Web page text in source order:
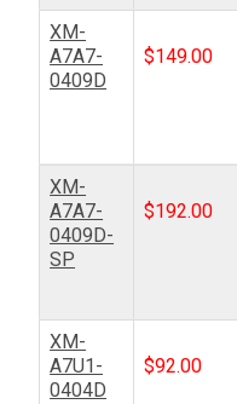
XM-
A7A7-
0409D
$149.00
XM-
A7A7-
0409D-
SP
$192.00
XM-
A7U1-
0404D
$92.00